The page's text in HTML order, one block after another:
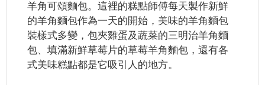
羊角可頌麵包。這裡的糕點師傅每天製作新鮮
的羊角麵包作為一天的開始，美味的羊角麵包
裝樣式多變，包夾雞蛋及蔬菜的三明治羊角麵
包、填滿新鮮草莓片的草莓羊角麵包，還有各
式美味糕點都是它吸引人的地方。